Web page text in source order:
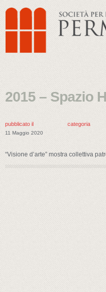
2015 – Spazio
pubblicato il
11 Maggio 2020
categoria
“Visione d’arte” mostra collettiva